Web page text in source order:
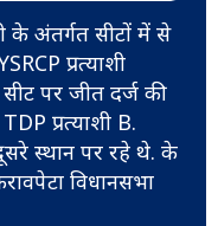
के अंतर्गत सीटों में से
प्रत्याशी
पर जीत दर्ज की
प्रत्याशी B.
स्थान पर रहे थे. के
विधानसभा